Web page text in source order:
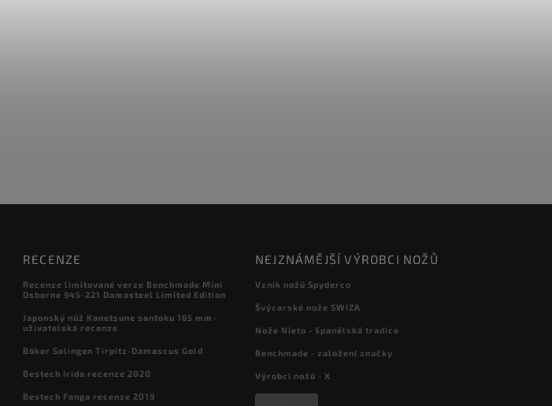
RECENZE
Recenze limitované verze Benchmade Mini
Osborne 945-221 Damasteel Limited Edition
Japonský nůž Kanetsune santoku 165 mm-
uživatelská recenze
Böker Solingen Tirpitz-Damascus Gold
Bestech Irida recenze 2020
Bestech Fanga recenze 2019
NEJZNÁMĚJŠÍ VÝROBCI NOŽŮ
Vznik nožů Spyderco
Švýcarské nože SWIZA
Nože Nieto - španělská tradice
Benchmade - založení značky
Výrobci nožů - X